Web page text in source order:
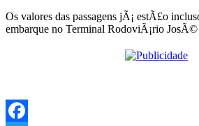
Os valores das passagens jÃ¡ estÃ£o
embarque no Terminal RodoviÃ¡rio